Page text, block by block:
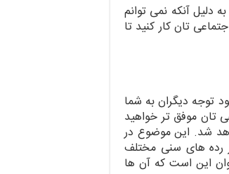
دلیل آنکه نمی توانم
تان کار کنید تا
توجه دیگران به شما
موفق تر خواهید
شد. این موضوع در
رده های سنی مختلف
این است که آن ها